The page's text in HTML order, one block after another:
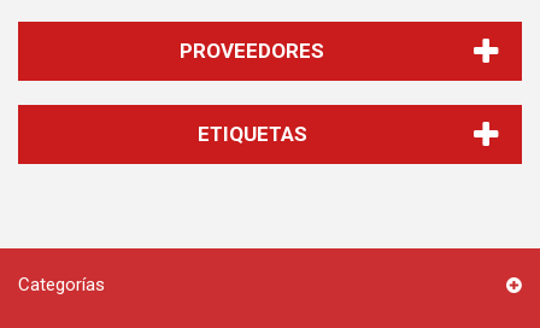
PROVEEDORES
ETIQUETAS
Categorías